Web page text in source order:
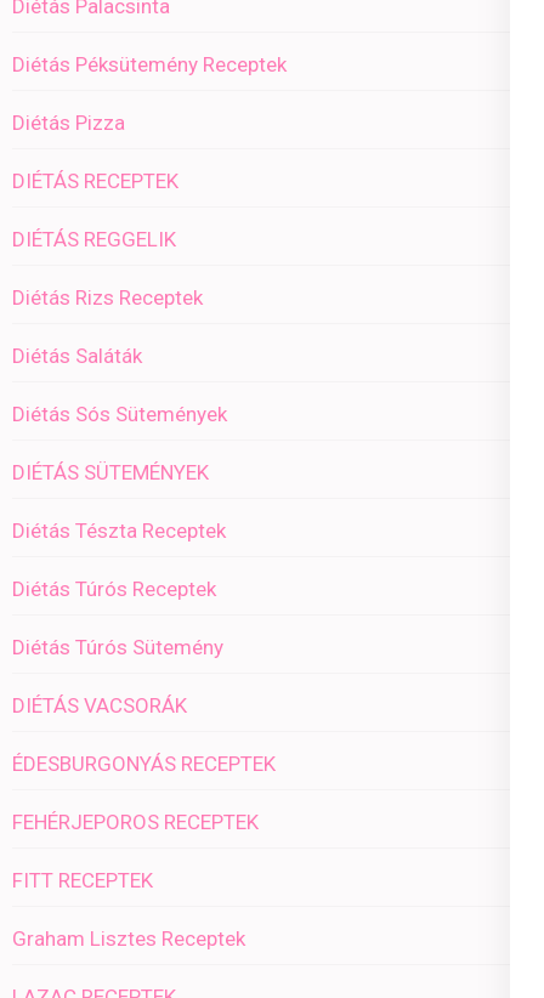
Diétás Palacsinta
Diétás Péksütemény Receptek
Diétás Pizza
DIÉTÁS RECEPTEK
DIÉTÁS REGGELIK
Diétás Rizs Receptek
Diétás Saláták
Diétás Sós Sütemények
DIÉTÁS SÜTEMÉNYEK
Diétás Tészta Receptek
Diétás Túrós Receptek
Diétás Túrós Sütemény
DIÉTÁS VACSORÁK
ÉDESBURGONYÁS RECEPTEK
FEHÉRJEPOROS RECEPTEK
FITT RECEPTEK
Graham Lisztes Receptek